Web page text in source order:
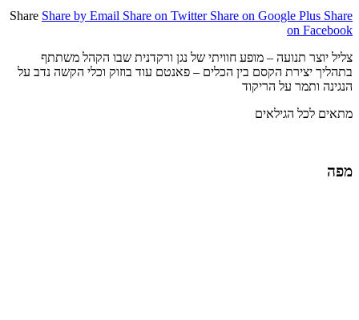
Share Share by Email Share on Twitter Share on Google Plus Share
on Facebook
צליל יוצר תנועה – מופע חוויתי של נגן ורקדנית שבו הקהל משתתף
בתהליך יצירת הקסם בין הכלים – פאנטם עוד בוזוק וכלי הקשה נדב על
הנגינה ותמר על הריקוד
מתאים לכל הגילאים
מפה